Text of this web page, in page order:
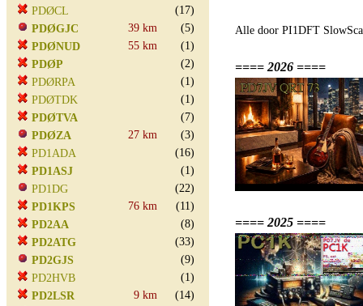
PDØCL
(17)
PDØGJC
39 km
(5)
PDØNUD
55 km
(1)
PDØP
(2)
PDØRPA
(1)
PDØTDK
(1)
PDØTVA
(7)
PDØZA
27 km
(3)
PD1ADA
(16)
PD1ASJ
(1)
PD1DG
(22)
PD1KPS
76 km
(11)
PD2AA
(8)
PD2ATG
(33)
PD2GJS
(9)
PD2HVB
(1)
PD2LSR
9 km
(14)
Alle door PI1DFT
==== 2026 ====
==== 2025 ====